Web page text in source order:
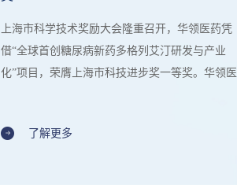
上海市科学技术奖励大会隆重召开，华领医药凭
借“全球首创糖尿病新药多格列艾汀研发与产业
化”项目，荣膺上海市科技进步奖一等奖。华领医
落地和民生健康贡献方面的权威认可。
了解更多